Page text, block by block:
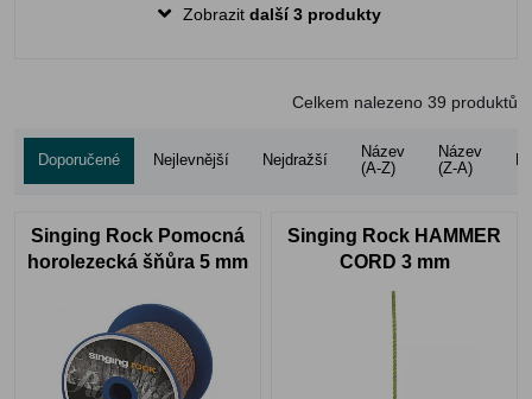
Zobrazit další 3 produkty
Celkem nalezeno 39 produktů
Doporučené Nejlevnější Nejdražší
Název
(A-Z)
Název
(Z-A)
Singing Rock Pomocná
horolezecká šňůra 5 mm
Singing Rock HAMMER
CORD 3 mm